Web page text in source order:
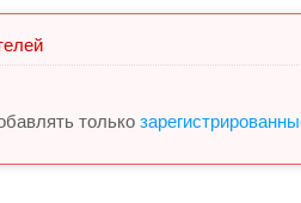
только